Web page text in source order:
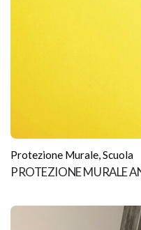
Protezione Murale,Scuola
PROTEZIONE MURALE